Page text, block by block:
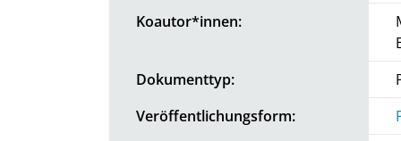
Koautor*innen:
Dokumenttyp:
Veröffentlichungsform: